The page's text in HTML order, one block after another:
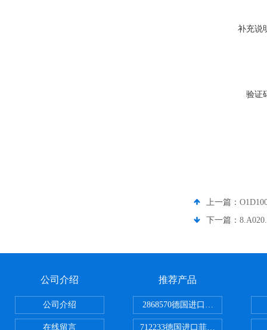
补充说
验证
上一篇：
下一篇：
公司介绍
公司介绍
在线留言
推荐产品
2868570德国进口菲尼克斯电源
712233德国进口菲尼克斯断路器